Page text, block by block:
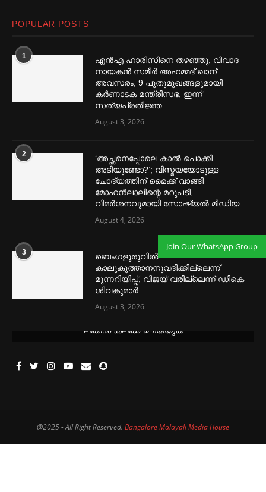
POPULAR POSTS
1
എൻഎ ഹാരിസിനെ തഴ‌‍ഞ്ഞു, വിവാദ
നായകൻ സമീര്‍ അഹമ്മദ് ഖാന്
അവസരം; 9 പുതുമുഖങ്ങളുമായി
കര്‍ണാടക മന്ത്രിസഭ, ഇന്ന്
സത്യപ്രതിജ്ഞ
August 3, 2026
2
‘അച്ഛനെപ്പോലെ കാല്‍ പൊക്കി
അടിയുണ്ടോ?’; വിസ്മയയോടുള്ള
ചോദ്യത്തിന് മൈക്ക് വാങ്ങി
മോഹൻലാലിന്റെ മറുപടി,
വിമര്‍ശനവുമായി സോഷ്യല്‍ മീഡിയ
August 4, 2026
3
ബെംഗളൂരുവില്‍
കാലുകുത്താനനുവദിക്കില്ലെന്ന്
മുന്നറിയിപ്പ്; വിജയ് വരില്ലെന്ന് ഡികെ
ശിവകുമാര്‍
August 3, 2026
ലിങ്കിൽ ക്ലിക്ക് ചെയ്യുക
@2025 - All Right Reserved. Bangalore Malayali Media House
Join Our WhatsApp Group